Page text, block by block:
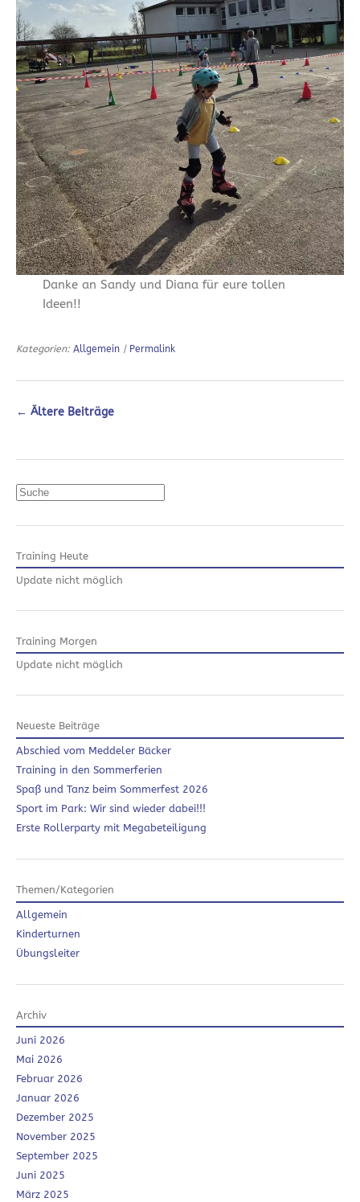
Danke an Sandy und Diana für eure tollen
Ideen!!
Kategorien: Allgemein | Permalink
← Ältere Beiträge
Suchen
Training Heute
Update nicht möglich
Training Morgen
Update nicht möglich
Neueste Beiträge
Abschied vom Meddeler Bäcker
Training in den Sommerferien
Spaß und Tanz beim Sommerfest 2026
Sport im Park: Wir sind wieder dabei!!!
Erste Rollerparty mit Megabeteiligung
Themen/Kategorien
Allgemein
Kinderturnen
Übungsleiter
Archiv
Juni 2026
Mai 2026
Februar 2026
Januar 2026
Dezember 2025
November 2025
September 2025
Juni 2025
März 2025